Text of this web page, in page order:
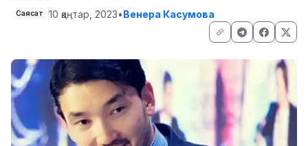
Саясат 10 қаңтар, 2023•Венера Касумова